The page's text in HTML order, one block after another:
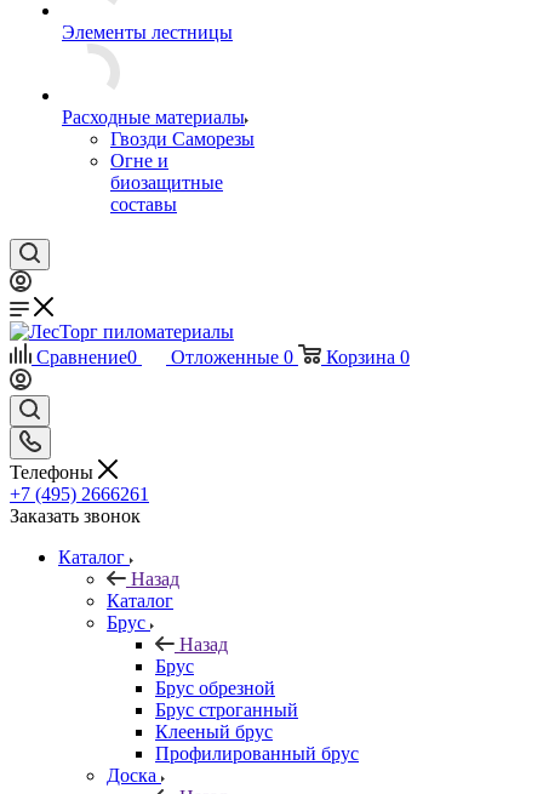
Элементы лестницы
Расходные материалы
Гвозди Саморезы
Огне и
биозащитные
составы
Сравнение0 Отложенные 0 Корзина 0
Телефоны
+7 (495) 2666261
Заказать звонок
Каталог
Назад
Каталог
Брус
Назад
Брус
Брус обрезной
Брус строганный
Клееный брус
Профилированный брус
Доска